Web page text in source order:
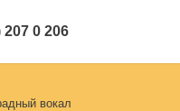
207 0 206
вокал